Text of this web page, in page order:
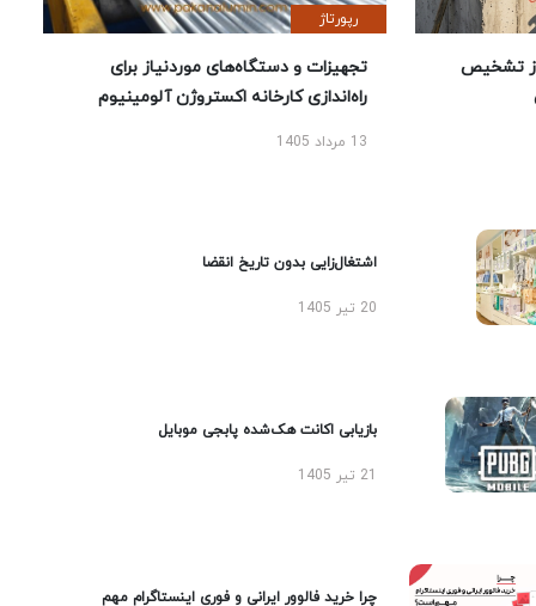
تشخیص
رپورتاژ
تجهیزات و دستگاه‌های موردنیاز برای
راه‌اندازی کارخانه اکستروژن آلومینیوم
13 مرداد 1405
اشتغال‌زایی بدون تاریخ انقضا
20 تیر 1405
بازیابی اکانت هک‌شده پابجی موبایل
چرا خرید فالوور ایرانی و فوری اینستاگرام مهم